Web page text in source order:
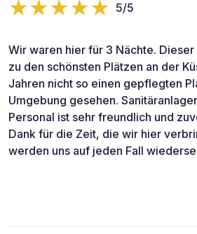
5/5
Wir waren hier für 3 Nächte.
zu den schönsten Plätzen an der
Jahren nicht so einen gepflegten
Umgebung gesehen.
Personal ist sehr freundlich und
Dank für die Zeit, die wir hier
werden uns auf jeden Fall